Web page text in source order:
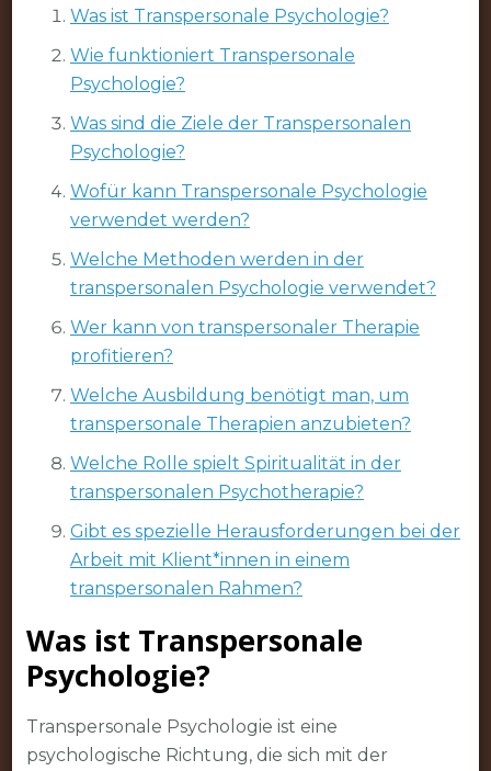
werden
beantwortet!
Was ist Transpersonale Psychologie?
Wie funktioniert Transpersonale
Psychologie?
Was sind die Ziele der Transpersonalen
Psychologie?
Wofür kann Transpersonale Psychologie
verwendet werden?
Welche Methoden werden in der
transpersonalen Psychologie verwendet?
Wer kann von transpersonaler Therapie
profitieren?
Welche Ausbildung benötigt man, um
transpersonale Therapien anzubieten?
Welche Rolle spielt Spiritualität in der
transpersonalen Psychotherapie?
Gibt es spezielle Herausforderungen bei der
Arbeit mit Klient*innen in einem
transpersonalen Rahmen?
Was ist Transpersonale
Psychologie?
Transpersonale Psychologie ist eine
psychologische Richtung, die sich mit der